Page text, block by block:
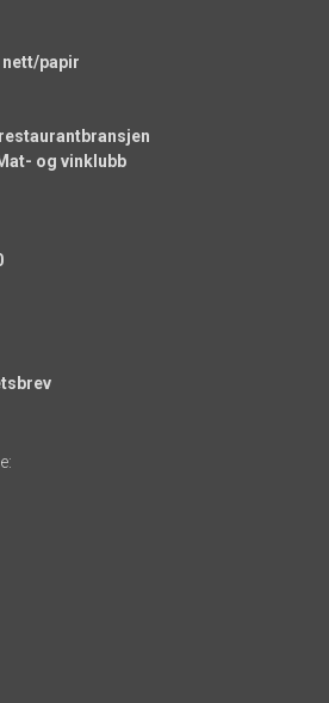
papir
og vinklubb